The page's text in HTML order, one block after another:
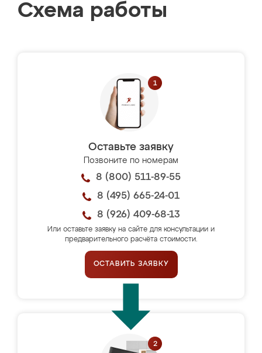
Схема работы
Оставьте заявку
Позвоните по номерам
8 (800) 511-89-55
8 (495) 665-24-01
8 (926) 409-68-13
Или оставьте заявку на сайте для консультации и
предварительного расчёта стоимости.
ОСТАВИТЬ ЗАЯВКУ